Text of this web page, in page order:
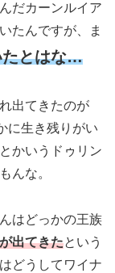
だカーンルイア
たんですが、ま
たとはな…
出てきたのが
に生き残りがい
かいうドゥリン
んな。
はどっかの王族
出てきたという
どうしてワイナ